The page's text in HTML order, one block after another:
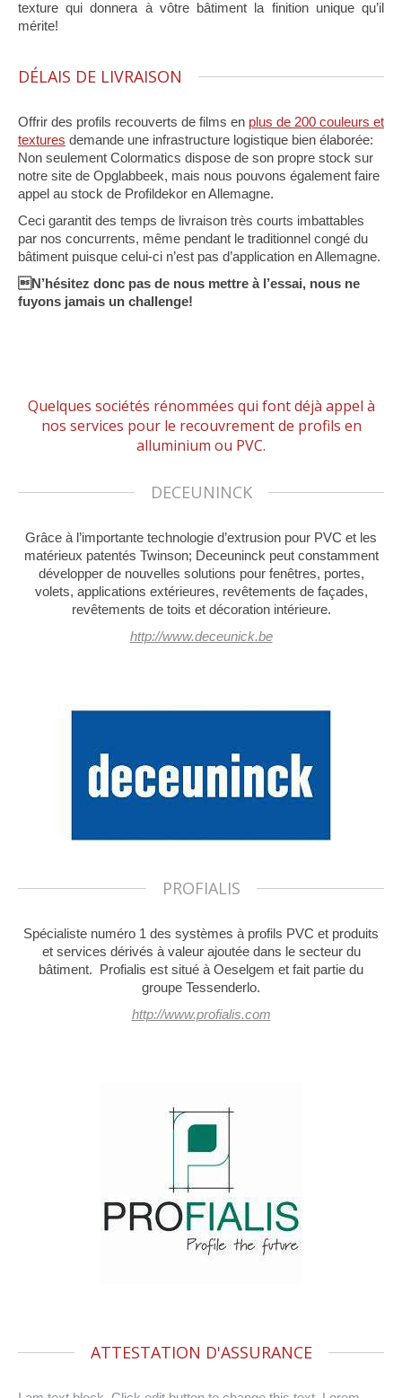
texture qui donnera à vôtre bâtiment la finition unique qu’il
mérite!
DÉLAIS DE LIVRAISON
Offrir des profils recouverts de films en plus de 200 couleurs et
textures demande une infrastructure logistique bien élaborée:
Non seulement Colormatics dispose de son propre stock sur
notre site de Opglabbeek, mais nous pouvons également faire
appel au stock de Profildekor en Allemagne.
Ceci garantit des temps de livraison très courts imbattables
par nos concurrents, même pendant le traditionnel congé du
bâtiment puisque celui-ci n’est pas d’application en Allemagne.
N’hésitez donc pas de nous mettre à l’essai, nous ne
fuyons jamais un challenge!
Quelques sociétés rénommées qui font déjà appel à
nos services pour le recouvrement de profils en
alluminium ou PVC.
DECEUNINCK
Grâce à l’importante technologie d’extrusion pour PVC et les
matérieux patentés Twinson; Deceuninck peut constamment
développer de nouvelles solutions pour fenêtres, portes,
volets, applications extérieures, revêtements de façades,
revêtements de toits et décoration intérieure.
http://www.deceunick.be
PROFIALIS
Spécialiste numéro 1 des systèmes à profils PVC et produits
et services dérivés à valeur ajoutée dans le secteur du
bâtiment. Profialis est situé à Oeselgem et fait partie du
groupe Tessenderlo.
http://www.profialis.com
ATTESTATION D'ASSURANCE